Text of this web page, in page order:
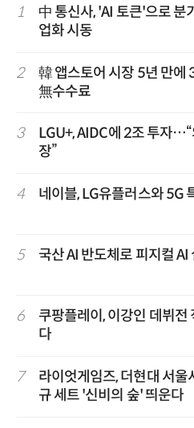
1
中 통신사, 'AI 토큰'으로
업화 시동
2
韓 앱스토어 시장 5년 만
無수수료
3
LGU+, AIDC에 2조 투자
장”
4 네이블, LG유플러스와 5G
5 국산 AI 반도체로 피지컬
6
쿠팡플레이, 이강인 데뷔
다
7
라이엇게임즈, 더현대 서
규 세트 '신비의 숲' 띄운다